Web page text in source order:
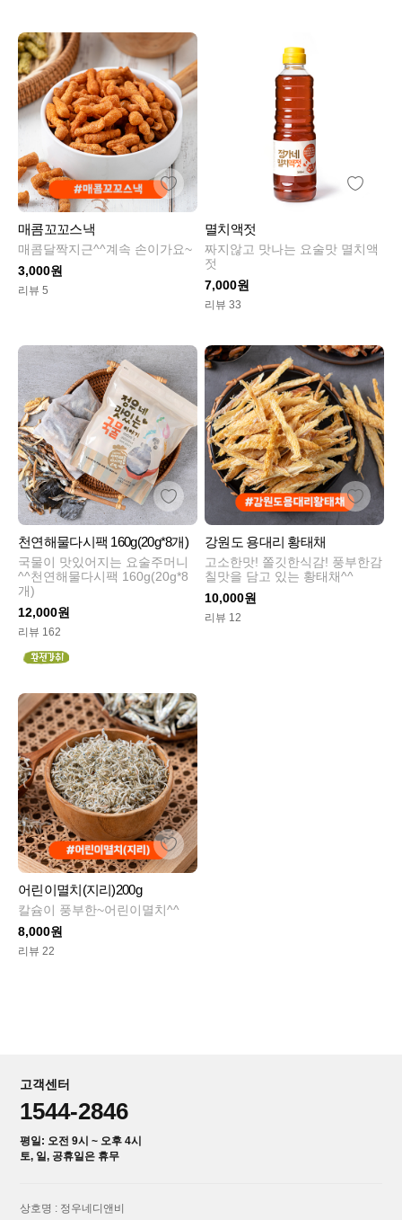
매콤꼬꼬스낵
매콤달짝지근^^계속 손이가요~
3,000원
리뷰 5
멸치액젓
짜지않고 맛나는 요술맛 멸치액
젓
7,000원
리뷰 33
천연해물다시팩 160g(20g*8개)
국물이 맛있어지는 요술주머니
^^천연해물다시팩 160g(20g*8
개)
12,000원
리뷰 162
강원도 용대리 황태채
고소한맛! 쫄깃한식감! 풍부한감
칠맛을 담고 있는 황태채^^
10,000원
리뷰 12
어린이멸치(지리)200g
칼슘이 풍부한~어린이멸치^^
8,000원
리뷰 22
고객센터
1544-2846
평일: 오전 9시 ~ 오후 4시
토, 일, 공휴일은 휴무
상호명 : 정우네디앤비